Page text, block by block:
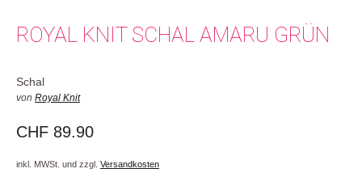
ROYAL KNIT SCHAL AMARU GRÜN
Schal
von Royal Knit
CHF 89.90
inkl. MWSt. und zzgl. Versandkosten